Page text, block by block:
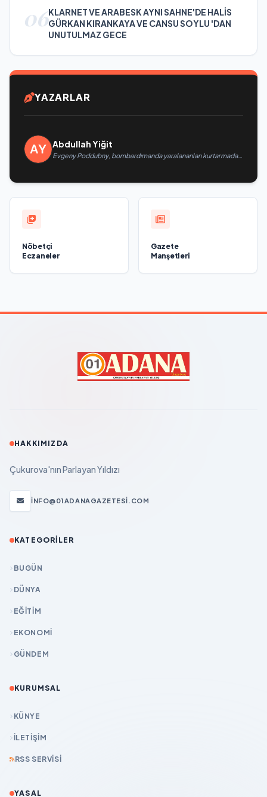
06KLARNET VE ARABESK AYNI SAHNE'DE HALİS
GÜRKAN KIRANKAYA VE CANSU SOYLU 'DAN
UNUTULMAZ GECE
YAZARLAR
Abdullah Yiğit
Evgeny Poddubny, bombardımanda yaralananları kurtarmadaki
Nöbetçi
Eczaneler
Gazete
Manşetleri
HAKKIMIZDA
Çukurova'nın Parlayan Yıldızı
INFO@01ADANAGAZETESI.COM
KATEGORILER
BUGÜN
DÜNYA
EĞİTİM
EKONOMİ
GÜNDEM
KURUMSAL
KÜNYE
İLETIŞIM
RSS SERVISI
YASAL